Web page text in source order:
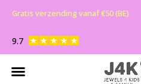
9.7
Gratis verzending vanaf €50 (BE)